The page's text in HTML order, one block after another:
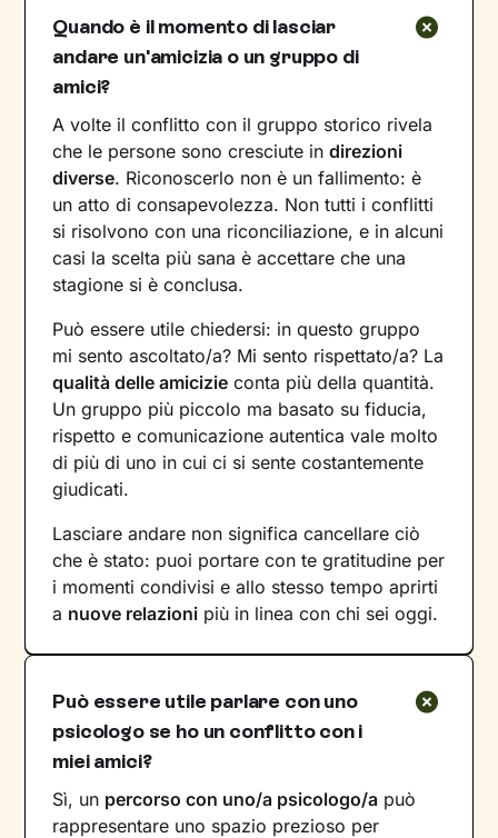
Quando è il momento di lasciar
andare un'amicizia o un gruppo di
amici?
A volte il conflitto con il gruppo storico rivela
che le persone sono cresciute indirezioni
diverse. Riconoscerlo non è un fallimento: è
un atto di consapevolezza. Non tutti i conflitti
si risolvono con una riconciliazione, e in alcuni
casi la scelta più sana è accettare che una
stagione si è conclusa.
Può essere utile chiedersi: in questo gruppo
mi sento ascoltato/a? Mi sento rispettato/a? La
qualità delle amicizie conta più della quantità.
Un gruppo più piccolo ma basato su fiducia,
rispetto e comunicazione autentica vale molto
di più di uno in cui ci si sente costantemente
giudicati.
Lasciare andare non significa cancellare ciò
che è stato: puoi portare con te gratitudine per
i momenti condivisi e allo stesso tempo aprirti
a nuove relazioni più in linea con chi sei oggi.
Può essere utile parlare con uno
psicologo se ho un conflitto con i
miei amici?
Sì, un percorso con uno/a psicologo/a può
rappresentare uno spazio prezioso per